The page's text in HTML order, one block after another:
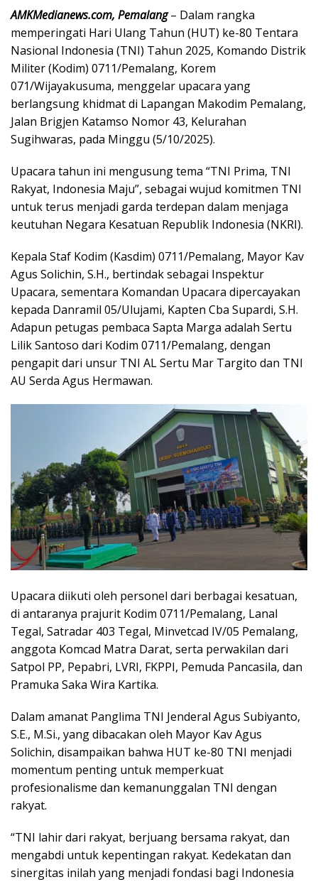
AMKMedianews.com, Pemalang– Dalam rangka
memperingati Hari Ulang Tahun (HUT) ke-80 Tentara
Nasional Indonesia (TNI) Tahun 2025, Komando Distrik
Militer (Kodim) 0711/Pemalang, Korem
071/Wijayakusuma, menggelar upacara yang
berlangsung khidmat di Lapangan Makodim Pemalang,
Jalan Brigjen Katamso Nomor 43, Kelurahan
Sugihwaras, pada Minggu (5/10/2025).
Upacara tahun ini mengusung tema “TNI Prima, TNI
Rakyat, Indonesia Maju”, sebagai wujud komitmen TNI
untuk terus menjadi garda terdepan dalam menjaga
keutuhan Negara Kesatuan Republik Indonesia (NKRI).
Kepala Staf Kodim (Kasdim) 0711/Pemalang, Mayor Kav
Agus Solichin, S.H., bertindak sebagai Inspektur
Upacara, sementara Komandan Upacara dipercayakan
kepada Danramil 05/Ulujami, Kapten Cba Supardi, S.H.
Adapun petugas pembaca Sapta Marga adalah Sertu
Lilik Santoso dari Kodim 0711/Pemalang, dengan
pengapit dari unsur TNI AL Sertu Mar Targito dan TNI
AU Serda Agus Hermawan.
Upacara diikuti oleh personel dari berbagai kesatuan,
di antaranya prajurit Kodim 0711/Pemalang, Lanal
Tegal, Satradar 403 Tegal, Minvetcad IV/05 Pemalang,
anggota Komcad Matra Darat, serta perwakilan dari
Satpol PP, Pepabri, LVRI, FKPPI, Pemuda Pancasila, dan
Pramuka Saka Wira Kartika.
Dalam amanat Panglima TNI Jenderal Agus Subiyanto,
S.E., M.Si., yang dibacakan oleh Mayor Kav Agus
Solichin, disampaikan bahwa HUT ke-80 TNI menjadi
momentum penting untuk memperkuat
profesionalisme dan kemanunggalan TNI dengan
rakyat.
“TNI lahir dari rakyat, berjuang bersama rakyat, dan
mengabdi untuk kepentingan rakyat. Kedekatan dan
sinergitas inilah yang menjadi fondasi bagi Indonesia